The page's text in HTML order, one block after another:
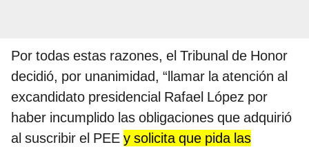
Por todas estas razones, el Tribunal de Honor
decidió, por unanimidad, “llamar la atención al
excandidato presidencial Rafael López por
haber incumplido las obligaciones que adquirió
al suscribir el PEE y solicita que pida las